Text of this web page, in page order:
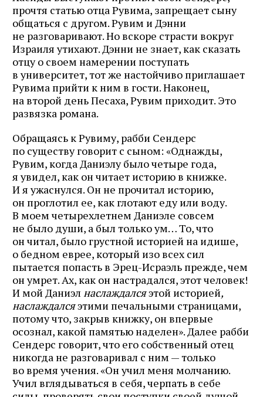
прочтя статью отца Рувима, запрещает сыну
общаться с другом. Рувим и Дэнни
не разговаривают. Но вскоре страсти вокруг
Израиля утихают. Дэнни не знает, как сказать
отцу о своем намерении поступать
в университет, тот же настойчиво приглашает
Рувима прийти к ним в гости. Наконец,
на второй день Песаха, Рувим приходит. Это
развязка романа.
Обращаясь к Рувиму, рабби Сендерс
по существу говорит с сыном: «Однажды,
Рувим, когда Даниэлу было четыре года,
я увидел, как он читает историю в книжке.
И я ужаснулся. Он не прочитал историю,
он проглотил ее, как глотают еду или воду.
В моем четырехлетнем Даниэле совсем
не было души, а был только ум… То, что
он читал, было грустной историей на идише,
о бедном еврее, который изо всех сил
пытается попасть в Эрец-Исраэль прежде, чем
он умрет. Ах, как он настрадался, этот человек!
И мой Даниэл наслаждалсяэтой историей,
наслаждалсяэтими печальными страницами,
потому что, закрыв книжку, он впервые
осознал, какой памятью наделен». Далее рабби
Сендерс говорит, что его собственный отец
никогда не разговаривал с ним — только
во время учения. «Он учил меня молчанию.
Учил вглядываться в себя, черпать в себе